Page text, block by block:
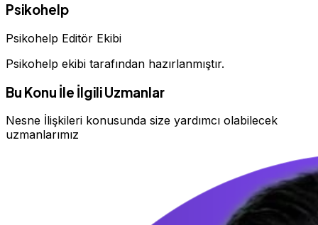
Psikohelp
Psikohelp Editör Ekibi
Psikohelp ekibi tarafından hazırlanmıştır.
Bu Konu İle İlgili Uzmanlar
Nesne İlişkileri konusunda size yardımcı olabilecek
uzmanlarımız